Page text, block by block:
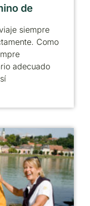
de
siempre
Como
adecuado